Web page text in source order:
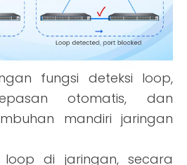
fungsi deteksi loop,
otomatis, dan
mandiri jaringan
di jaringan, secara